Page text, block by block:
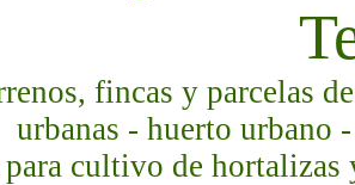
fincas y parcelas
urbanas - huerto urbano
cultivo de hortalizas